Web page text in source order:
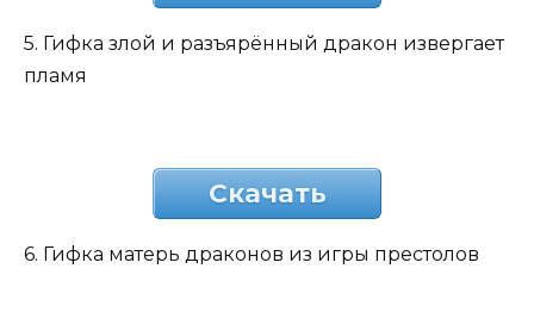
5. Гифка злой и разъярённый дракон извергает
пламя
Скачать
6. Гифка матерь драконов из игры престолов